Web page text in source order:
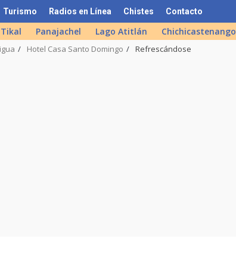
Turismo Radios en Línea Chistes Contacto
Tikal Panajachel Lago Atitlán Chichicastenango
Hotel Casa Santo Domingo Refrescándose